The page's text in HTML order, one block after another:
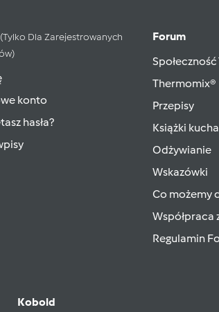
(tylko Dla Zarejestrowanych
konto
hasła?
Forum
Thermomix®
Przepisy
Książki
Odżywianie
Wskazówki
Co możemy
Współpraca
Regulamin
Kobold